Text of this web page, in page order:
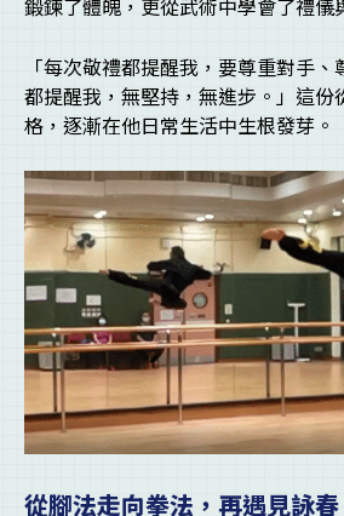
「每次敬禮都提醒我，要尊重對手
都提醒我，無堅持，無進步。」這份
格，逐漸在他日常生活中生根發芽。
從腳法走向拳法，再遇見詠春